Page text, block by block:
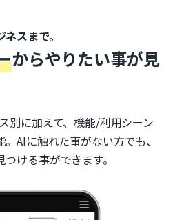
スまで。
からやりたい事が見
別に加えて、機能/利用シーン
AIに触れた事がない方でも、
ける事ができます。